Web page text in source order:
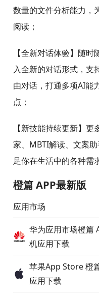
数量的文件分析能力，
阅读；
【全新对话体验】随
入全新的对话形式，支
由对话，打通多项AI能
点；
【新技能持续更新】
家、MBTI解读、文案
足你在生活中的各种需求
橙篇 APP最新版
应用市场
华为应用市场橙篇
机应用下载
苹果App Store 橙
应用下载